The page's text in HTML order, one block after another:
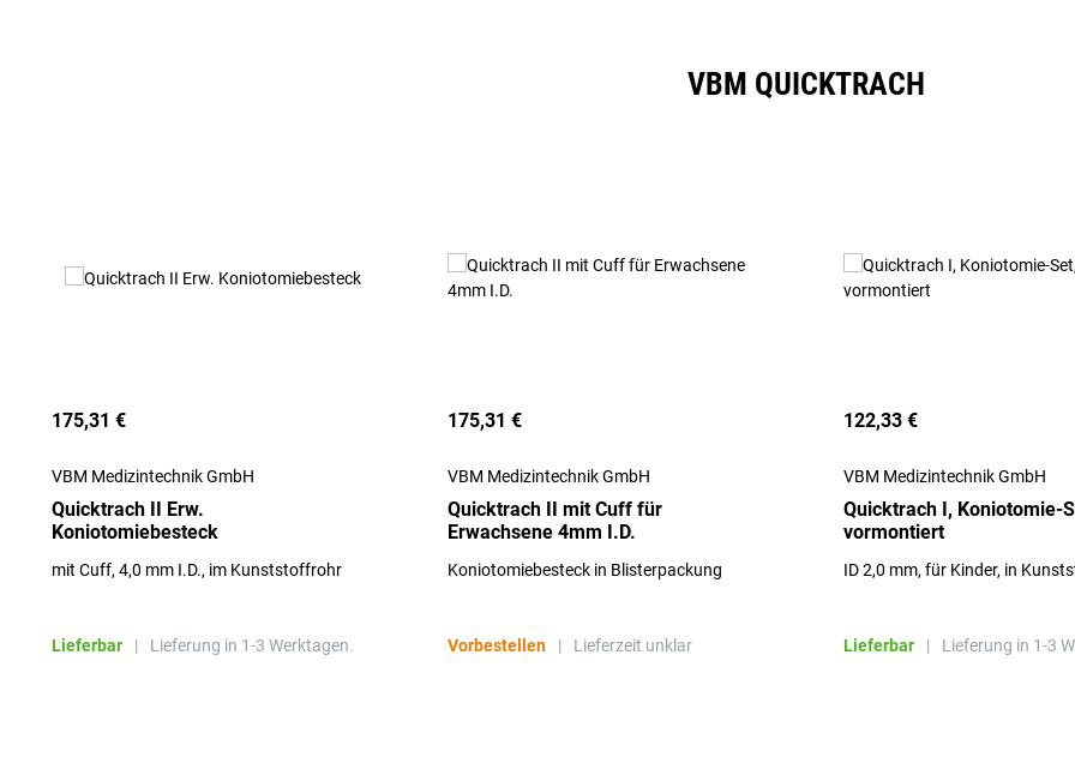
VBM QUICKTRACH
175,31 €
VBM Medizintechnik GmbH
Quicktrach II Erw.
Koniotomiebesteck
mit Cuff, 4,0 mm I.D., im Kunststoffrohr
Lieferbar | Lieferung in 1-3 Werktagen.
175,31 €
VBM Medizintechnik GmbH
Quicktrach II mit Cuff für
Erwachsene 4mm I.D.
Koniotomiebesteck in Blisterpackung
Vorbestellen | Lieferzeit unklar
122,33 €
VBM Medizintechnik GmbH
Quicktrach I, Koniotomie-
vormontiert
ID 2,0 mm, für Kinder, in
Lieferbar | Lieferung in 1-3